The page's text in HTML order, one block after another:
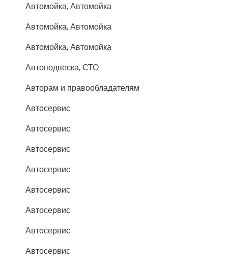
Автомойка, Автомойка
Автомойка, Автомойка
Автомойка, Автомойка
Автоподвеска, СТО
Авторам и правообладателям
Автосервис
Автосервис
Автосервис
Автосервис
Автосервис
Автосервис
Автосервис
Автосервис